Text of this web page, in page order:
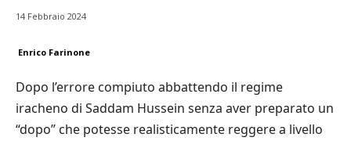
14 Febbraio 2024
Enrico Farinone
Dopo l’errore compiuto abbattendo il regime
iracheno di Saddam Hussein senza aver preparato un
“dopo” che potesse realisticamente reggere a livello